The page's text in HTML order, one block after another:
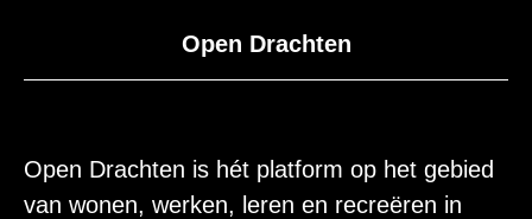
Open Drachten
Open Drachten is hét platform op het gebied
van wonen, werken, leren en recreëren in